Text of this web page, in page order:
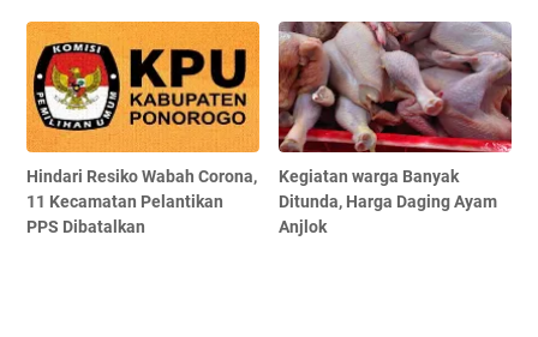
Hindari Resiko Wabah Corona,
11 Kecamatan Pelantikan
PPS Dibatalkan
Kegiatan warga Banyak
Ditunda, Harga Daging Ayam
Anjlok